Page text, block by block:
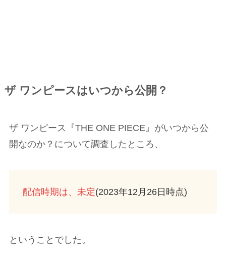
ザ ワンピースはいつから公開？
ザ ワンピース『THE ONE PIECE』がいつから公
開なのか？について調査したところ、
配信時期は、未定(2023年12月26日時点)
ということでした。